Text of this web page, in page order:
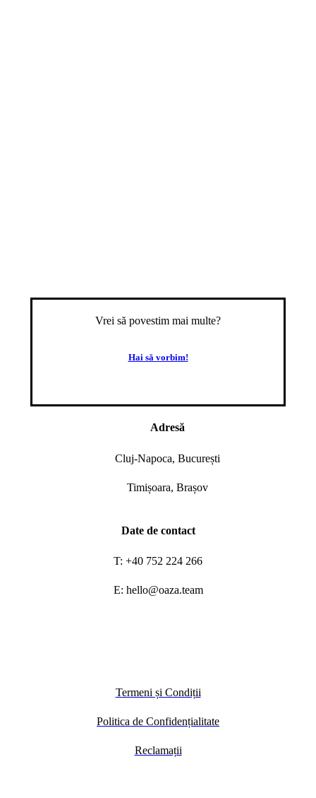
Vrei să povestim mai multe?
Hai să vorbim!
Adresă
Cluj-Napoca, București
Timișoara, Brașov
Date de contact
T: +40 752 224 266
E: hello@oaza.team
Termeni și Condiții
Politica de Confidențialitate
Reclamații